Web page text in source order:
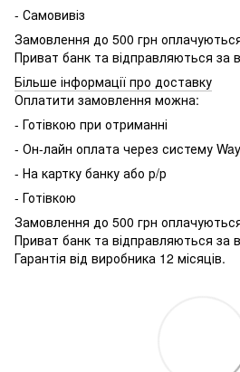
- Самовивіз
Замовлення до 500 грн
Приват банк та відправляються за
Більше інформації про доставку
Оплатити замовлення можна:
- Готівкою при отриманні
- Он-лайн оплата через систему
- На картку банку або р/р
- Готівкою
Замовлення до 500 грн
Приват банк та відправляються за
Гарантія від виробника 12 місяців.